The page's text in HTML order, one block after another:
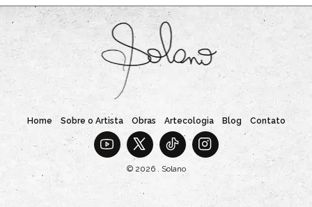
Home Sobre o Artista Obras Artecologia Blog Contato
© 2026 . Solano